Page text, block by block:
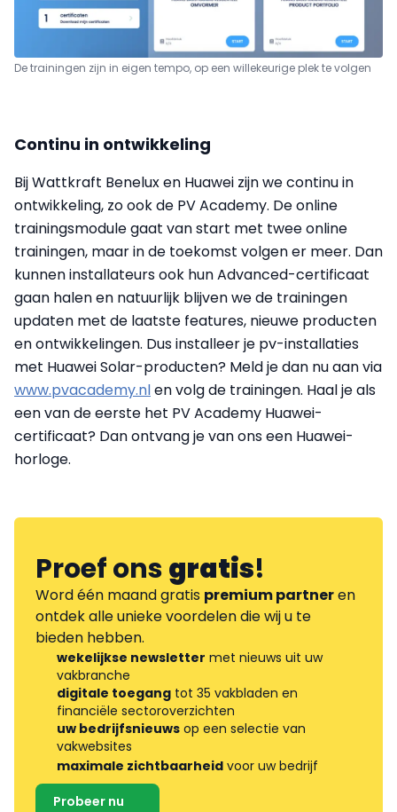
De trainingen zijn in eigen tempo, op een willekeurige plek te volgen
Continu in ontwikkeling
Bij Wattkraft Benelux en Huawei zijn we continu in
ontwikkeling, zo ook de PV Academy. De online
trainingsmodule gaat van start met twee online
trainingen, maar in de toekomst volgen er meer. Dan
kunnen installateurs ook hun Advanced-certificaat
gaan halen en natuurlijk blijven we de trainingen
updaten met de laatste features, nieuwe producten
en ontwikkelingen. Dus installeer je pv-installaties
met Huawei Solar-producten? Meld je dan nu aan via
www.pvacademy.nlen volg de trainingen. Haal je als
een van de eerste het PV Academy Huawei-
certificaat? Dan ontvang je van ons een Huawei-
horloge.
Proef onsgratis!
Word één maand gratis premium partneren
ontdek alle unieke voordelen die wij u te
bieden hebben.
wekelijkse newsletter met nieuws uit uw
vakbranche
digitale toegang tot 35 vakbladen en
financiële sectoroverzichten
uw bedrijfsnieuws op een selectie van
vakwebsites
maximale zichtbaarheid voor uw bedrijf
Probeer nu